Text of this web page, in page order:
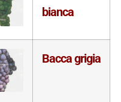
bianca
Bacca grigia